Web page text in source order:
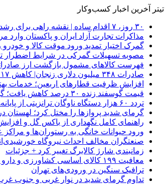
تیتر آخرین اخبار کسب‌وکار
۳۰ روز، ۷ اقدام ساده | نقشه راهی برای رشد یک کسب‌وکار اینترنتی
مذاکرات تجارت آزاد ایران و پاکستان
گمرک اختیار تمدید ورود موقت کالا و خودرو
مصوبه تسهیلات گمرکی در شرایط اضطرار
فهرست کالاهای مشمول بازگشت ارز
صادرات ۳۴۸ میلیون دلاری زنجان| ‌کاهش ۱۷ درصدی واردات
افزایش ظرفیت قطارهای اربعین؛ خدمات
قیمت گوسفند زنده ۳۰ درصد کاهش یافت؛ گوشت ارزان نشد
تردد ۶۰ هزار دستگاه ناوگان ترانزیتی از پایانه‌های مرزی آذربایجان ‌غربی
گرمای شدید پروازها را مختل کرد؛ لهستان
راهنمای کامل نگهداری از باکس گل و
ورود حیوانات خانگی به رستوران‌ها و
صنعتگران مخالف احداث نیروگاه
زمانبندی شارژ کالابرگ تغییر کرد + جزئیات
معافیت ۱۹۹ کالای اساسی کشاورزی و دارو از پرداخت عوارض ۱.۲ درصدی واردات
ترافیک سنگین در ورودی‌های تهران
تداوم گرمای شدید در نوار غربی و جنوب غرب؛